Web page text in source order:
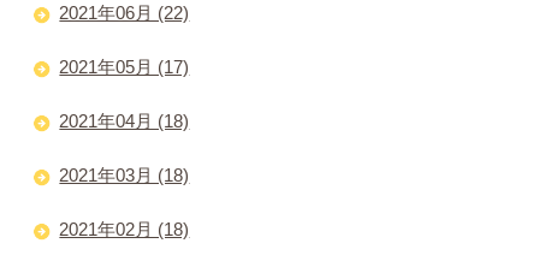
2021年06月 (22)
2021年05月 (17)
2021年04月 (18)
2021年03月 (18)
2021年02月 (18)